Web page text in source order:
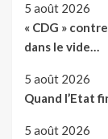
5 août 2026
« CDG »
dans le vide…
5 août 2026
Quand l’Etat
5 août 2026